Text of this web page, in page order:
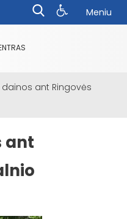
Meniu
dainos ant Ringovės
ant